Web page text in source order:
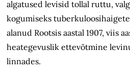
algatused levisid tollal ruttu,
kogumiseks
alanud Rootsis aastal 1907, viis
heategevuslik ettevõtmine
linnades.